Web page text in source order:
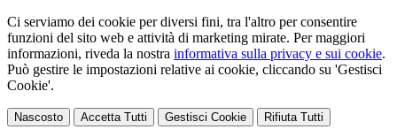
Ci serviamo dei cookie per diversi fini, tra l'altro per consentire
funzioni del sito web e attività di marketing mirate. Per maggiori
informazioni, riveda la nostra informativa sulla privacy e sui cookie.
Può gestire le impostazioni relative ai cookie, cliccando su 'Gestisci
Cookie'.
Nascosto Accetta Tutti Gestisci Cookie Rifiuta Tutti